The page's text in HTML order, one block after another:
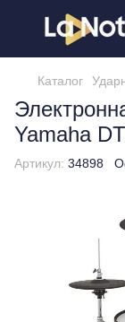
Каталог
Yamaha
Артикул: 34898